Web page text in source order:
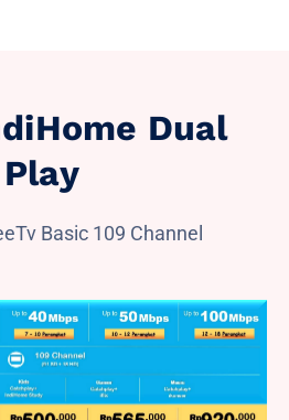
Dual
Play
Basic 109 Channel